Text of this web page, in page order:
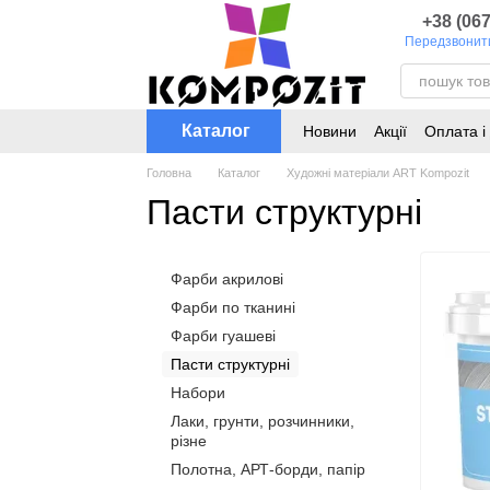
Перейти до основного контенту +38
Каталог Новини Акції Оплата і
Головна Каталог Художні матеріали ART Kompozit
Пасти структурні
Фарби акрилові
Фарби по тканині
Фарби гуашеві
Пасти структурні
Набори
Лаки, грунти, розчинники,
різне
Полотна, АРТ-борди, папір